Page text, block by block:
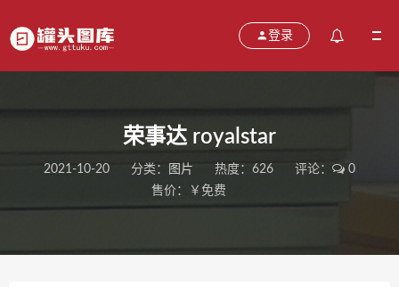
登录
荣事达 royalstar
2021-10-20 分类： 图片 热度：626 评论：
0
售价：￥免费